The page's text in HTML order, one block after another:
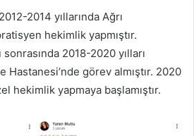
2014 yıllarında Ağrı
hekimlik yapmıştır.
sonrasında 2018-2020 yılları
Hastanesi’nde görev almıştır. 2020
hekimlik yapmaya başlamıştır.